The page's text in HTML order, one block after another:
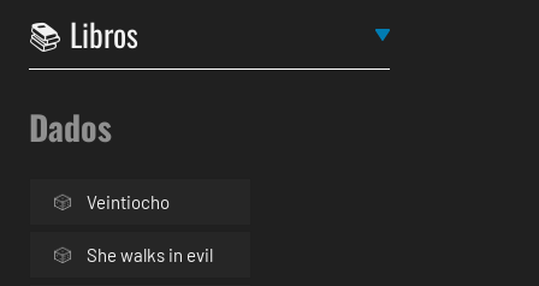
Dados
Veintiocho
She walks in evil